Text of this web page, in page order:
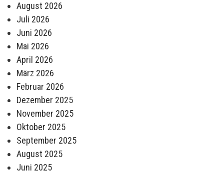
August 2026
Juli 2026
Juni 2026
Mai 2026
April 2026
März 2026
Februar 2026
Dezember 2025
November 2025
Oktober 2025
September 2025
August 2025
Juni 2025